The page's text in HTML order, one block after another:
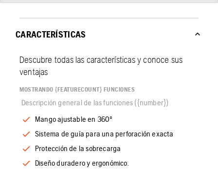
CARACTERÍSTICAS
Descubre todas las características y conoce sus
ventajas
MOSTRANDO {FEATURECOUNT} FUNCIONES
Descripción general de las funciones ({number})
Mango ajustable en 360º
Sistema de guía para una perforación exacta
Protección de la sobrecarga
Diseño duradero y ergonómico.